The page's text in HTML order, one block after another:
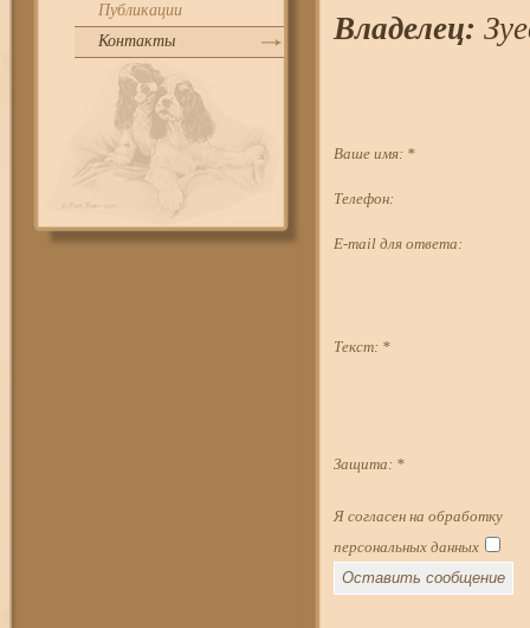
Публикации
Контакты
Владелец:
Ваше имя: *
Телефон:
E-mail для ответа:
Текст: *
Защита: *
Я согласен на обработку
персональных данных